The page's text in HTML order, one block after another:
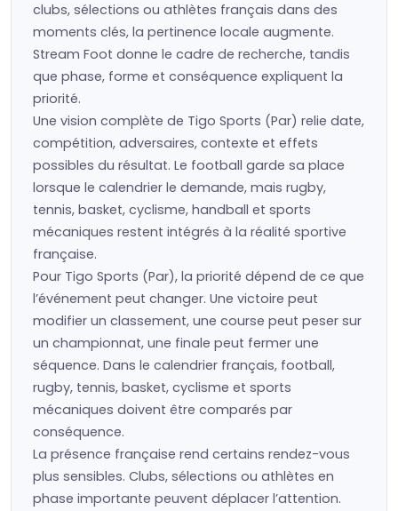
clubs, sélections ou athlètes français dans des
moments clés, la pertinence locale augmente.
Stream Foot donne le cadre de recherche, tandis
que phase, forme et conséquence expliquent la
priorité.
Une vision complète de Tigo Sports (Par) relie date,
compétition, adversaires, contexte et effets
possibles du résultat. Le football garde sa place
lorsque le calendrier le demande, mais rugby,
tennis, basket, cyclisme, handball et sports
mécaniques restent intégrés à la réalité sportive
française.
Pour Tigo Sports (Par), la priorité dépend de ce que
l’événement peut changer. Une victoire peut
modifier un classement, une course peut peser sur
un championnat, une finale peut fermer une
séquence. Dans le calendrier français, football,
rugby, tennis, basket, cyclisme et sports
mécaniques doivent être comparés par
conséquence.
La présence française rend certains rendez-vous
plus sensibles. Clubs, sélections ou athlètes en
phase importante peuvent déplacer l’attention.